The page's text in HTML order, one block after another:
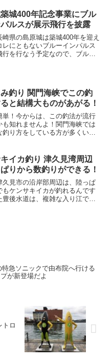
城400年記念事業にブル
ルスが展示飛行を披露
崎県の島原城は築城400年を迎え
レにともないブルーインパルス
行を行なう予定なので、ブルー
釣り 関門海峡でこの釣
と結構大ものがあがる！
単！今からは、この釣法が流行
も知れませんよ！関門海峡では
釣り方をしている方が多くいま
よって、いろんな仕掛けをしな
りません。
イカ釣り 津久見湾周辺
りから数釣りができる！
久見市の沿岸部周辺は、陸っぱ
もケンサキイカが釣れるんです
豊後水道は、複雑な入り江でも
特急ソニックで由布院へ行ける
が新登場だよ
トロ